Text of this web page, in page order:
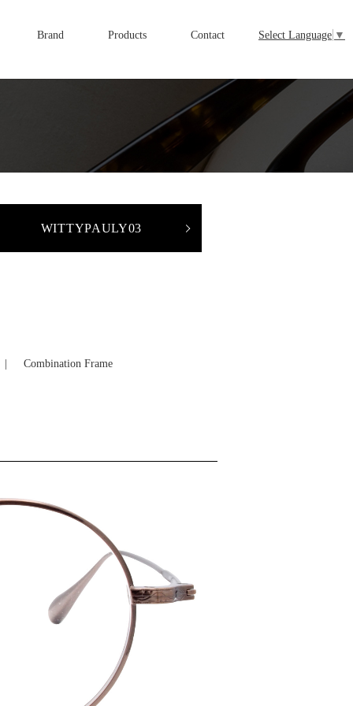
Select Language ▼
Brand Products Contact
WITTYPAULY03
Combination Frame